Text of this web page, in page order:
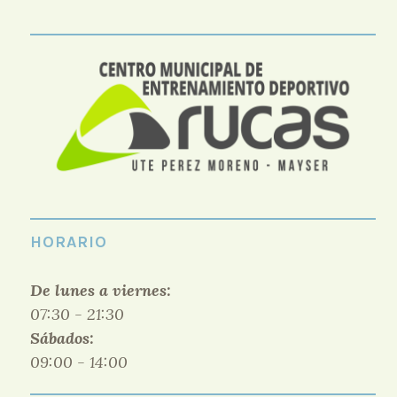
HORARIO
De lunes a viernes:
07:30 - 21:30
Sábados:
09:00 - 14:00